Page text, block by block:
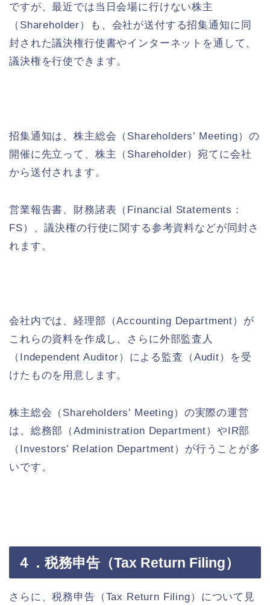
ですが、最近では当日会場に行けない株主
（Shareholder）も、会社が送付する招集通知に同
封された議決権行使書やインターネットを通して、
議決権を行使できます。
招集通知は、株主総会（Shareholders’ Meeting）の
開催に先立って、株主（Shareholder）宛てに会社
から送付されます。
営業報告書、財務諸表（Financial Statements：
FS）、議決権の行使に関する参考資料などが同封さ
れます。
会社内では、経理部（Accounting Department）が
これらの資料を作成し、さらに外部監査人
（Independent Auditor）による監査（Audit）を受
けたものを用意します。
株主総会（Shareholders’ Meeting）の実際の運営
は、総務部（Administration Department）やIR部
（Investors’ Relation Department）が行うことが多
いです。
４．税務申告（Tax Return Filing）
さらに、税務申告（Tax Return Filing）について見